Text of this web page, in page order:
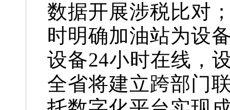
数据开展涉税比对
时明确加油站为设
设备24小时在线，
全省将建立跨部门